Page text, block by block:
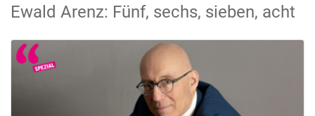
Ewald Arenz: Fünf, sechs, sieben, acht